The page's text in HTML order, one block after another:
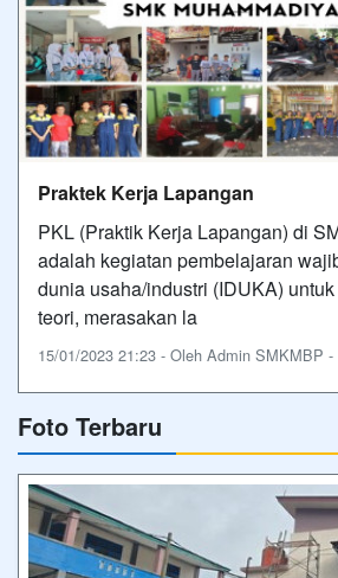
Praktek Kerja Lapangan
PKL (Praktik Kerja Lapangan) di
adalah kegiatan pembelajaran
dunia usaha/industri (IDUKA)
teori, merasakan la
15/01/2023 21:23 - Oleh Admin SMKMBP
Foto Terbaru